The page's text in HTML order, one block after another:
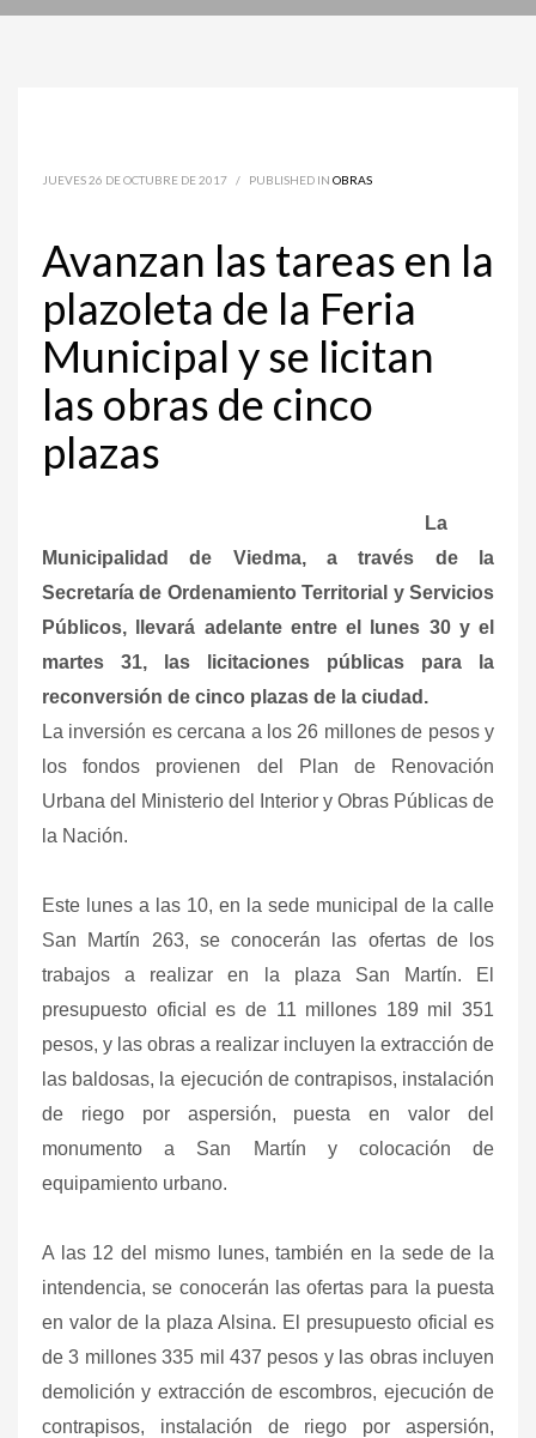
JUEVES 26 DE OCTUBRE DE 2017 / PUBLISHED IN OBRAS
Avanzan las tareas en la
plazoleta de la Feria
Municipal y se licitan
las obras de cinco
plazas
La
Municipalidad de Viedma, a través de la
Secretaría de Ordenamiento Territorial y Servicios
Públicos, llevará adelante entre el lunes 30 y el
martes 31, las licitaciones públicas para la
reconversión de cinco plazas de la ciudad.
La inversión es cercana a los 26 millones de pesos y
los fondos provienen del Plan de Renovación
Urbana del Ministerio del Interior y Obras Públicas de
la Nación.
Este lunes a las 10, en la sede municipal de la calle
San Martín 263, se conocerán las ofertas de los
trabajos a realizar en la plaza San Martín. El
presupuesto oficial es de 11 millones 189 mil 351
pesos, y las obras a realizar incluyen la extracción de
las baldosas, la ejecución de contrapisos, instalación
de riego por aspersión, puesta en valor del
monumento a San Martín y colocación de
equipamiento urbano.
A las 12 del mismo lunes, también en la sede de la
intendencia, se conocerán las ofertas para la puesta
en valor de la plaza Alsina. El presupuesto oficial es
de 3 millones 335 mil 437 pesos y las obras incluyen
demolición y extracción de escombros, ejecución de
contrapisos, instalación de riego por aspersión,